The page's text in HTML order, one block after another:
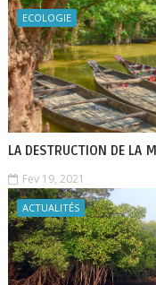
ECOLOGIE
LA DESTRUCTION DE LA
Fev 19, 2021
ACTUALITÉS